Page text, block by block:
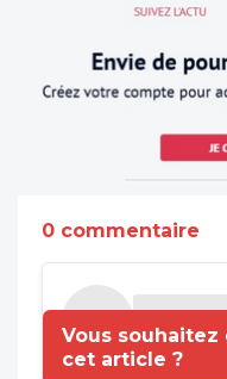
0 commentaire
Vous
cet article ?